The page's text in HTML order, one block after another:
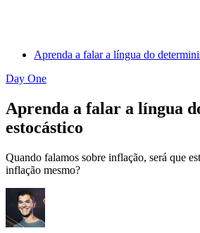
Aprenda a falar a língua do
Day One
Aprenda a falar a língua
estocástico
Quando falamos sobre inflação, será que
inflação mesmo?